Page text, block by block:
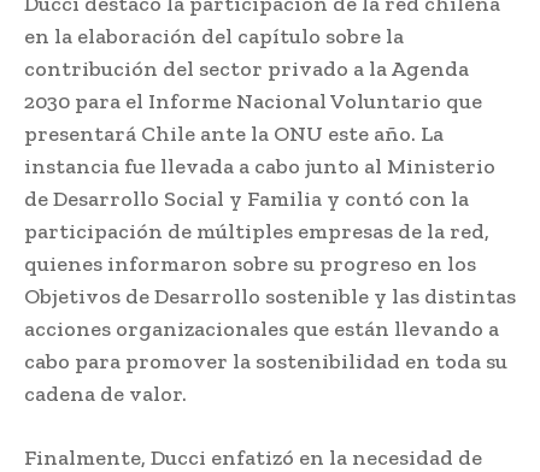
en la elaboración del capítulo sobre la
contribución del sector privado a la Agenda
2030 para el Informe Nacional Voluntario que
presentará Chile ante la ONU este año. La
instancia fue llevada a cabo junto al Ministerio
de Desarrollo Social y Familia y contó con la
participación de múltiples empresas de la red,
quienes informaron sobre su progreso en los
Objetivos de Desarrollo sostenible y las distintas
acciones organizacionales que están llevando a
cabo para promover la sostenibilidad en toda su
cadena de valor.
Finalmente, Ducci enfatizó en la necesidad de